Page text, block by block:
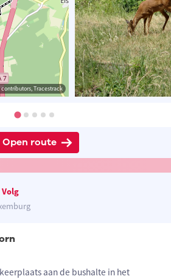
Tracestrack
Open route
Volg
aan de bushalte in het